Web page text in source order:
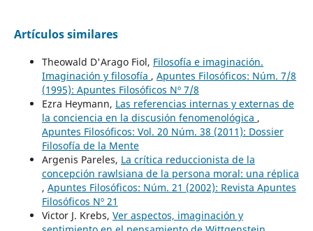
Artículos similares
Theowald D'Arago Fiol, Filosofía e imaginación.
Imaginación y filosofía , Apuntes Filosóficos: Núm. 7/8
(1995): Apuntes Filosóficos Nº 7/8
Ezra Heymann, Las referencias internas y externas de
la conciencia en la discusión fenomenológica ,
Apuntes Filosóficos: Vol. 20 Núm. 38 (2011): Dossier
Filosofía de la Mente
Argenis Pareles, La crítica reduccionista de la
concepción rawlsiana de la persona moral: una réplica
, Apuntes Filosóficos: Núm. 21 (2002): Revista Apuntes
Filosóficos Nº 21
Victor J. Krebs, Ver aspectos, imaginación y